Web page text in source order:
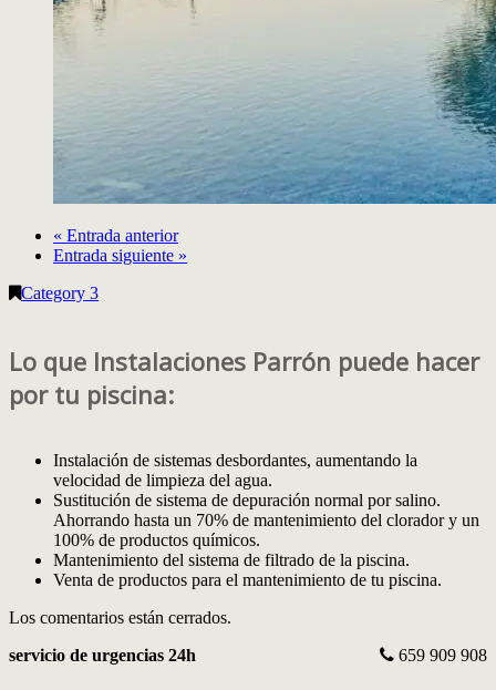
« Entrada anterior
Entrada siguiente »
Category 3
Lo que Instalaciones Parrón puede hacer
por tu piscina:
Instalación de sistemas desbordantes, aumentando la
velocidad de limpieza del agua.
Sustitución de sistema de depuración normal por salino.
Ahorrando hasta un 70% de mantenimiento del clorador y un
100% de productos químicos.
Mantenimiento del sistema de filtrado de la piscina.
Venta de productos para el mantenimiento de tu piscina.
Los comentarios están cerrados.
servicio de urgencias 24h
659 909 908